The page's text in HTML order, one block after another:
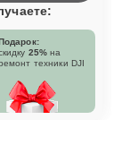
25% на
техники DJI